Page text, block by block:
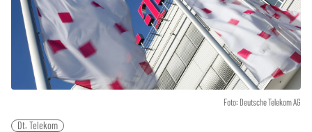
Foto: Deutsche Telekom AG
Dt. Telekom